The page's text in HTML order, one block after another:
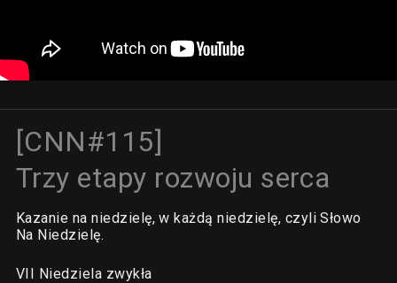
[CNN#115]
Trzy etapy rozwoju serca
Kazanie na niedzielę, w każdą niedzielę, czyli Słowo
Na Niedzielę.
VII Niedziela zwykła